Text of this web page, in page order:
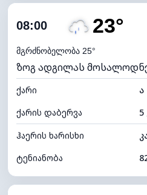
ღრუბლიანობა
ნამის წერტილი
ხილვადობა
9
განათების ინდექსი 4
ღრუბლის სიმაღლე
08:00 23°
მგრძნობელობა 25°
ზოგ ადგილას
ქარი
ა
ქარის დაბერვა
ჰაერის ხარისხი
ტენიანობა